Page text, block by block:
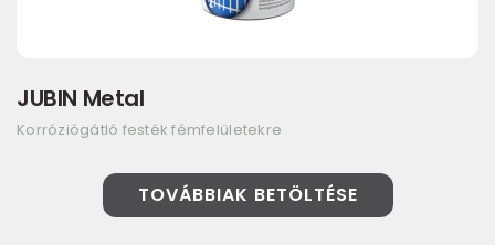
JUBIN Metal
Korróziógátló festék fémfelületekre
TOVÁBBIAK BETÖLTÉSE